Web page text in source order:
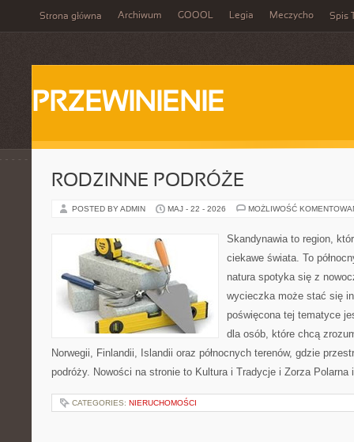
Strona główna Archiwum GOOOL Legia Meczycho Spis
PRZEWINIENIE
RODZINNE PODRÓŻE
POSTED BY ADMIN MAJ - 22 - 2026 MOŻLIWOŚĆ
Skandynawia to region,
ciekawe świata. To
natura spotyka się z
wycieczka może stać się
poświęcona tej tematyce
dla osób, które chcą
Norwegii, Finlandii, Islandii oraz północnych terenów, gdzie
podróży. Nowości na stronie to Kultura i Tradycje i Zorza
CATEGORIES: NIERUCHOMOŚCI